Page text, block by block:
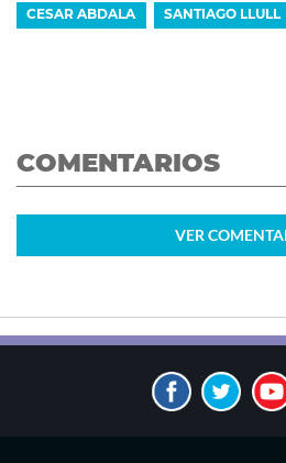
CESAR ABDALA SANTIAGO LLULL
COMENTARIOS
VER